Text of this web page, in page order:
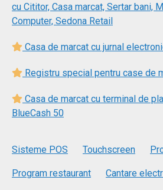
cu Cititor, Casa marcat, Sertar bani,
Computer, Sedona Retail
Casa de marcat cu jurnal
Registru special pentru case de
Casa de marcat cu terminal de
BlueCash 50
Sisteme POS Touchscreen
Program restaurant Cantare